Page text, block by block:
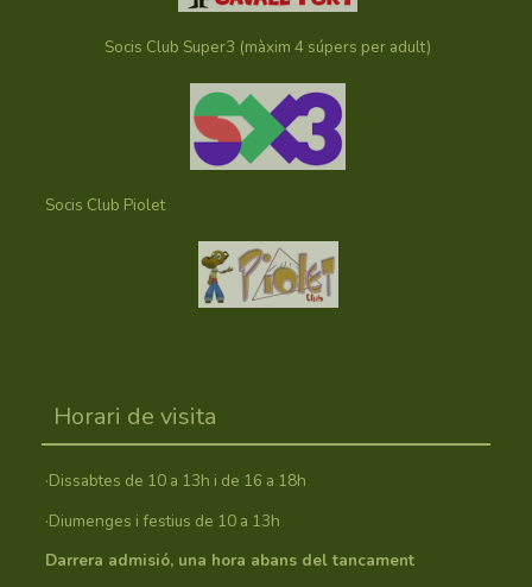
Socis Club Super3 (màxim 4 súpers per adult)
Socis Club Piolet
Horari de visita
·Dissabtes de 10 a 13h i de 16 a 18h
·Diumenges i festius de 10 a 13h
Darrera admisió, una hora abans del tancament